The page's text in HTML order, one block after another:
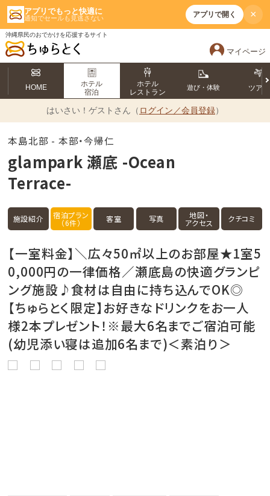
アプリでもっと快適に
通知でセールも見逃さない アプリで開く ×
沖縄県民のおでかけを応援するサイト
マイページ
HOME
ホテル
宿泊
ホテル
レストラン
遊び・体験 ツアー
はいさい！ ゲストさん（ ログイン／会員登録）
本島北部 - 本部・今帰仁
glampark 瀬底 -Ocean
Terrace-
施設紹介 宿泊プラン
（6件） 客室 写真 地図・
アクセス クチコミ
【一室料金】＼広々50㎡以上のお部屋★1室5
0,000円の一律価格／瀬底島の快適グランピ
ング施設♪食材は自由に持ち込んでOK◎
【ちゅらとく限定】お好きなドリンクをお一人
様2本プレゼント！※最大6名までご宿泊可能
(幼児添い寝は追加6名まで)＜素泊り＞